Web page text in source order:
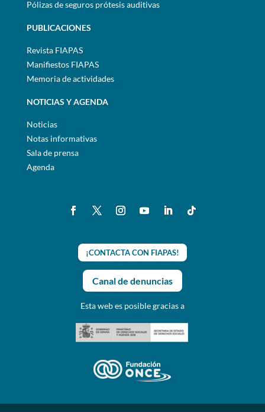
Pólizas de seguros prótesis auditivas
PUBLICACIONES
Revista FIAPAS
Manifiestos FIAPAS
Memoria de actividades
NOTICIAS Y AGENDA
Noticias
Notas informativas
Sala de prensa
Agenda
¡CONTACTA CON FIAPAS!
Canal de denuncias
Esta web es posible gracias a